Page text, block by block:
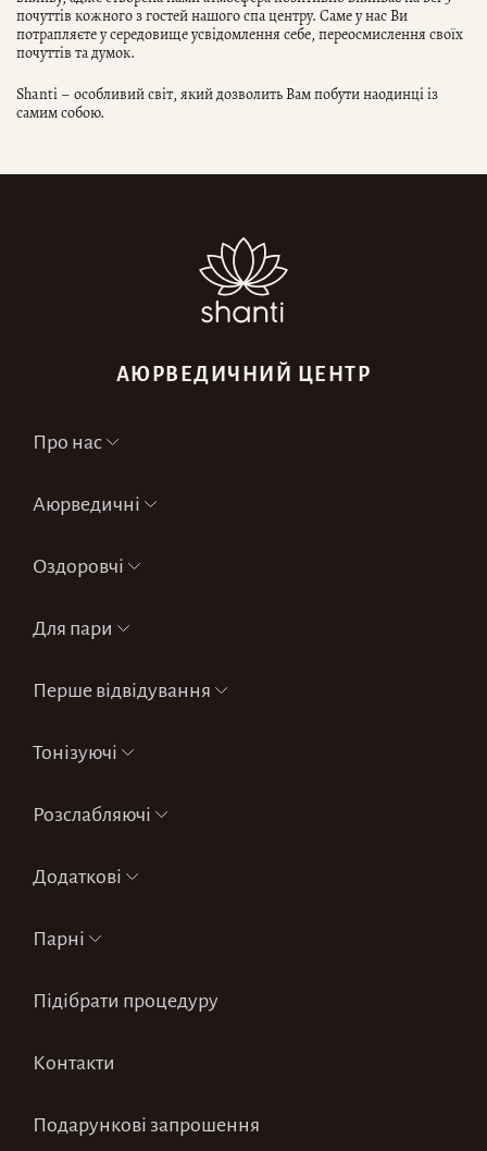
почуттів кожного з гостей нашого спа центру. Саме у нас Ви
потрапляєте у середовище усвідомлення себе, переосмислення своїх
почуттів та думок.
Shanti – особливий світ, який дозволить Вам побути наодинці із
самим собою.
АЮРВЕДИЧНИЙ ЦЕНТР
Про нас
Аюрведичні
Оздоровчі
Для пари
Перше відвідування
Тонізуючі
Розслабляючі
Додаткові
Парні
Підібрати процедуру
Контакти
Подарункові запрошення